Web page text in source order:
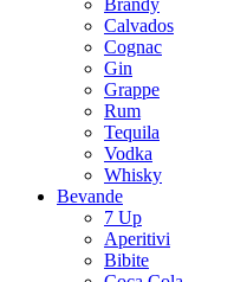
Brandy
Calvados
Cognac
Gin
Grappe
Rum
Tequila
Vodka
Whisky
Bevande
7 Up
Aperitivi
Bibite